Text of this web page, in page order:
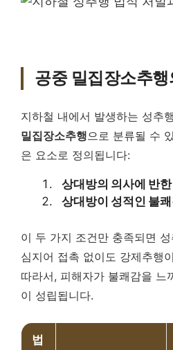
공중 밀집장소추
지하철 내에서 발생하는 성추
밀집장소추행으로 분류될 수
은 요소로 정의됩니다:
상대방의 의사에 반
상대방이 성적인 불
이 두 가지 조건만 충족되면
심지어 접촉 없이도 강제추행
따라서, 피해자가 불쾌감을 느
이 성립됩니다.
법